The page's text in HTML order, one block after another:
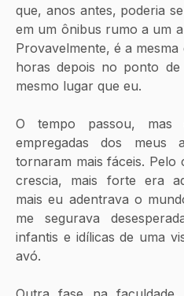
que, anos antes, poderia
em um ônibus rumo a um
Provavelmente, é a
horas depois no ponto
mesmo lugar que eu.
O tempo passou,
empregadas dos meus
tornaram mais fáceis. Pelo
crescia, mais forte era
mais eu adentrava o
me segurava
infantis e idílicas de uma
avó.